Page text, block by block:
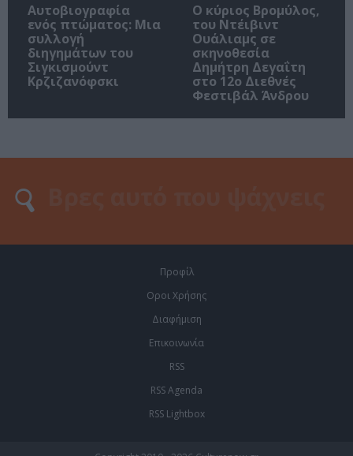
Αυτοβιογραφία
ενός πτώματος: Μια
συλλογή
διηγημάτων του
Σιγκισμούντ
Κρζιζανόφσκι
O κύριος Βρομύλος,
του Ντέιβιντ
Ουάλιαμς σε
σκηνοθεσία
Δημήτρη Δεγαΐτη
στο 12ο Διεθνές
Φεστιβάλ Άνδρου
Προφίλ
Οροι Χρήσης
Διαφήμιση
Επικοινωνία
RSS
RSS Agenda
RSS Lightbox